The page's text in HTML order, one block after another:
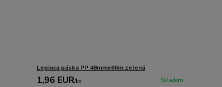
Lepiaca páska PP 48mmx66m zelená
1,96 EUR/ks Skladom